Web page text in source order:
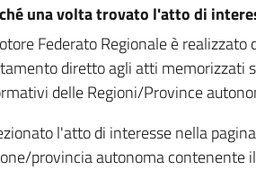
una volta trovato l'atto di
Federato Regionale è
diretto agli atti memorizzati
delle Regioni/Province
l'atto di interesse nella
provincia autonoma contenente